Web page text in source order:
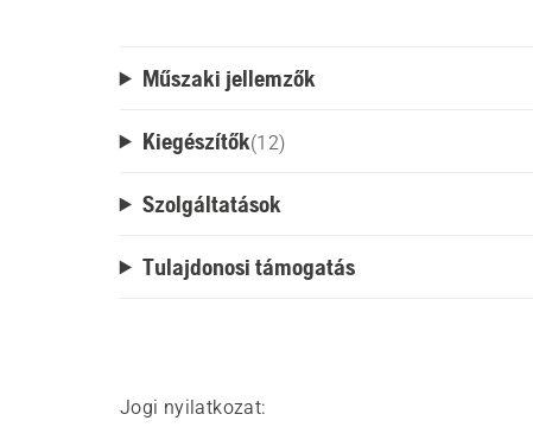
Műszaki jellemzők
Kiegészítők(12)
Szolgáltatások
Tulajdonosi támogatás
Jogi nyilatkozat: